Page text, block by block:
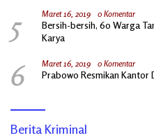
5 Maret 16, 2019 0 Komentar
Bersih-bersih, 60 Warga
Karya
6 Maret 16, 2019 0 Komentar
Prabowo Resmikan Kantor
Berita Kriminal